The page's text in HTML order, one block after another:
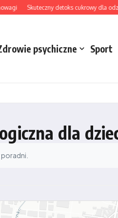
Skuteczny detoks cukrowy dla
psychiczne Sport
dla